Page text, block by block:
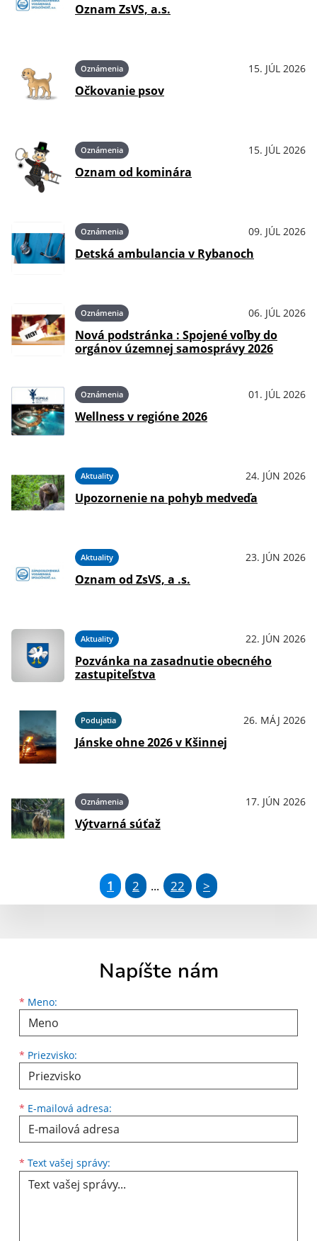
Oznam ZsVS, a.s.
Oznámenia 15. JÚL 2026
Očkovanie psov
Oznámenia 15. JÚL 2026
Oznam od kominára
Oznámenia 09. JÚL 2026
Detská ambulancia v Rybanoch
Oznámenia 06. JÚL 2026
Nová podstránka : Spojené voľby do
orgánov územnej samosprávy 2026
Oznámenia 01. JÚL 2026
Wellness v regióne 2026
Aktuality 24. JÚN 2026
Upozornenie na pohyb medveďa
Aktuality 23. JÚN 2026
Oznam od ZsVS, a .s.
Aktuality 22. JÚN 2026
Pozvánka na zasadnutie obecného
zastupiteľstva
Podujatia 26. MÁJ 2026
Jánske ohne 2026 v Kšinnej
Oznámenia 17. JÚN 2026
Výtvarná súťaž
1 2 ... 22 >
Napíšte nám
* Meno:
Meno
* Priezvisko:
Priezvisko
* E-mailová adresa:
E-mailová adresa
* Text vašej správy: